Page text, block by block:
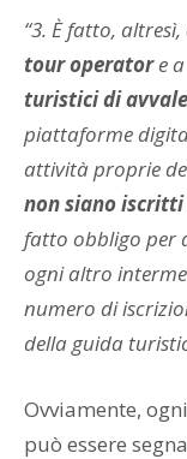
“3. È fatto, altresì,
tour operatore
turisticidi
piattaforme
attività proprie
non siano iscritti
fatto obbligo per
ogni altro
numero di
della guida
Ovviamente,
può essere